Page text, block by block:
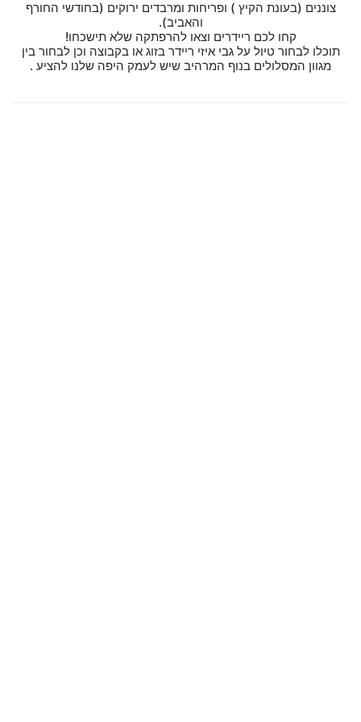
צוננים (בעונת הקיץ ) ופריחות ומרבדים ירוקים (בחודשי החורף
והאביב).
קחו לכם ריידרים וצאו להרפתקה שלא תישכחו!
תוכלו לבחור טיול על גבי איזי ריידר בזוג או בקבוצה וכן לבחור בין
מגוון המסלולים בנוף המרהיב שיש לעמק היפה שלנו להציע .